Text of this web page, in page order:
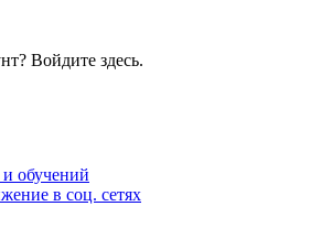
Войдите здесь.
обучений
в соц. сетях